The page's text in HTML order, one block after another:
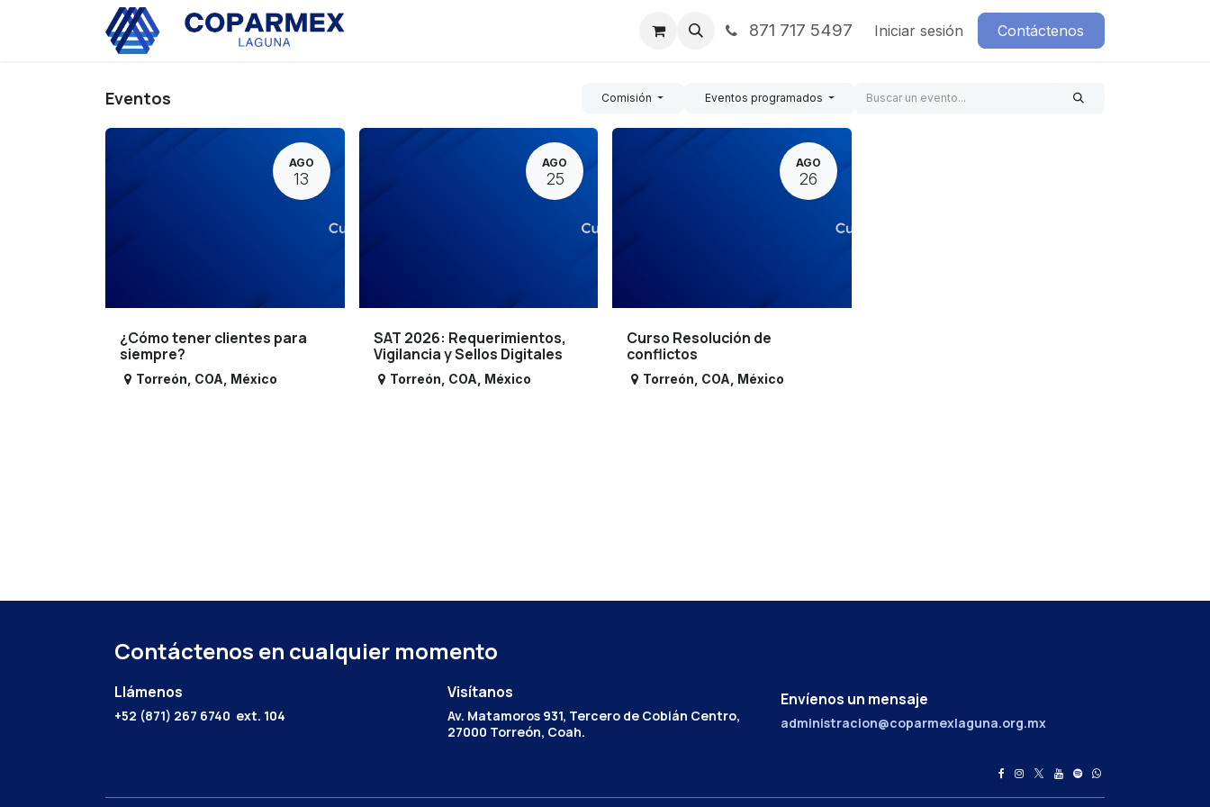
Noticias Contáctenos871 717 5497 Iniciar sesión Contáctenos
Eventos Comisión Eventos programados
AGO
13
¿Cómo tener clientes para
siempre?
Torreón COA México
AGO
25
SAT 2026: Requerimientos,
Vigilancia y Sellos Digitales
Torreón COA México
AGO
26
Curso Resolución de
conflictos
Torreón COA México
Contáctenos en cualquier momento
Llámenos
+52 (871) 267 6740 ext. 104
Envíenos un mensaje
administracion@coparmexlaguna.org.mx
Visítanos
Av. Matamoros 931, Tercero de Cobián Centro,
27000 Torreón, Coah.